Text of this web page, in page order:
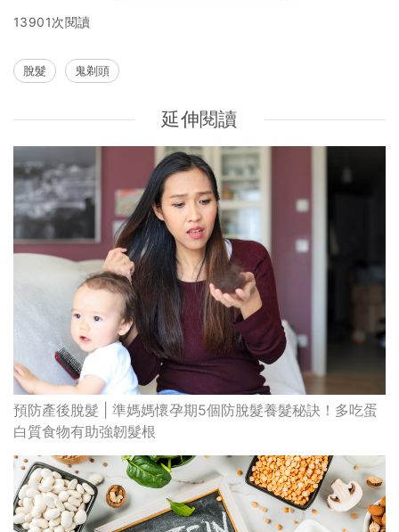
13901次閱讀
脫髮 鬼剃頭
延伸閱讀
預防產後脫髮 | 準媽媽懷孕期5個防脫髮養髮秘訣！多吃蛋
白質食物有助強韌髮根